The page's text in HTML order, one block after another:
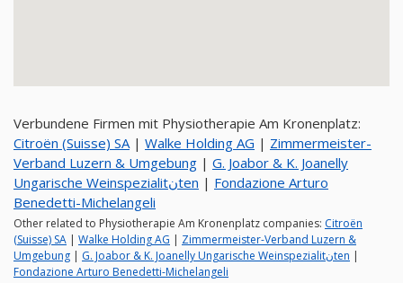
Verbundene Firmen mit Physiotherapie Am Kronenplatz:
Citroën (Suisse) SA| Walke Holding AG | Zimmermeister-
Verband Luzern & Umgebung | G. Joabor & K. Joanelly
Ungarische Weinspezialitنten | Fondazione Arturo
Benedetti-Michelangeli
Other related to Physiotherapie Am Kronenplatz companies: Citroën
(Suisse) SA | Walke Holding AG | Zimmermeister-Verband Luzern &
Umgebung | G. Joabor & K. Joanelly Ungarische Weinspezialitنten |
Fondazione Arturo Benedetti-Michelangeli